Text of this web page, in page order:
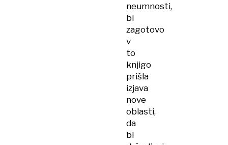
neumnosti,
bi
zagotovo
v
to
knjigo
prišla
izjava
nove
oblasti,
da
bi